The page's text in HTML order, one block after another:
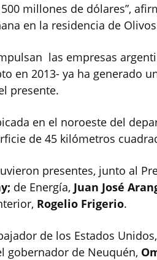
millones de dólares”,
en la residencia de
las empresas
en 2013- ya ha generado
presente.
en el noroeste del
de 45 kilómetros
presentes, junto al
de Energía, Juan José
Rogelio Frigerio.
de los Estados Unidos,
gobernador de Neuquén,